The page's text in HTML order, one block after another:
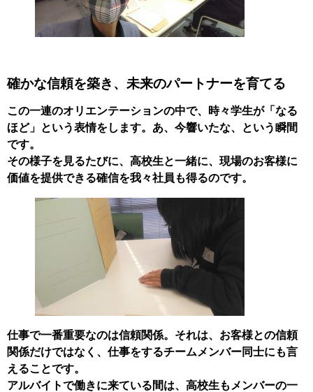
確かな信頼を築き、未来のパートナーを育てる
この一連のオリエンテーションの中で、時々学生が「なる
ほど」という表情をします。あ、今響いたな、という瞬間
です。
その様子を見るたびに、高校生と一緒に、現場のお客様に
価値を提供できる確信を我々社員も得るのです。
仕事で一番重要なのは信頼関係。それは、お客様との信頼
関係だけではなく、仕事をするチームメンバー同士にも言
えることです。
アルバイトで働きに来ている間は、高校生もメンバーの一